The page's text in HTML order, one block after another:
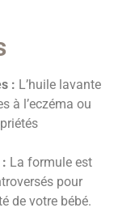
: L’huile lavante
à l’eczéma ou
La formule est
pour
de votre bébé.